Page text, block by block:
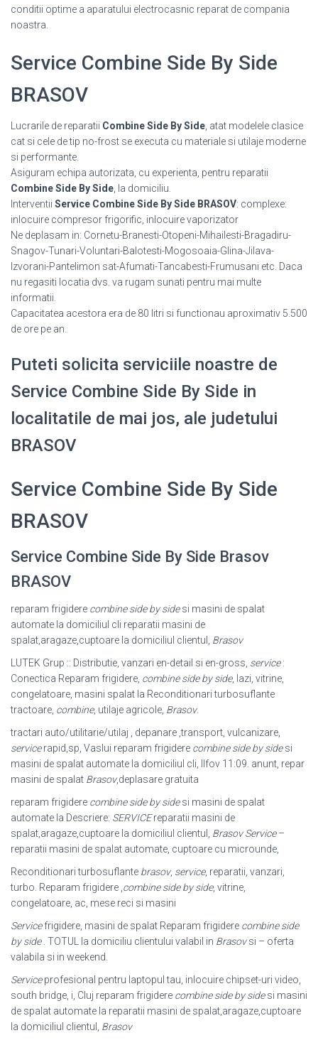
conditii optime a aparatului electrocasnic reparat de compania
noastra.
Service Combine Side By Side
BRASOV
Lucrarile de reparatii Combine Side By Side , atat modelele clasice
cat si cele de tip no-frost se executa cu materiale si utilaje moderne
si performante.
Asiguram echipa autorizata, cu experienta, pentru reparatii
Combine Side By Side , la domiciliu.
Interventii Service Combine Side By Side BRASOV: complexe:
inlocuire compresor frigorific, inlocuire vaporizator
Ne deplasam in: Cornetu-Branesti-Otopeni-Mihailesti-Bragadiru-
Snagov-Tunari-Voluntari-Balotesti-Mogosoaia-Glina-Jilava-
Izvorani-Pantelimon sat-Afumati-Tancabesti-Frumusani etc. Daca
nu regasiti locatia dvs. va rugam sunati pentru mai multe
informatii.
Capacitatea acestora era de 80 litri si functionau aproximativ 5.500
de ore pe an.
Puteti solicita serviciile noastre de
Service Combine Side By Side in
localitatile de mai jos, ale judetului
BRASOV
Service Combine Side By Side
BRASOV
Service Combine Side By Side Brasov
BRASOV
reparam frigidere combine side by sidesi masini de spalat
automate la domiciliul cli reparatii masini de
spalat,aragaze,cuptoare la domiciliul clientul, Brasov
LUTEK Grup :: Distributie, vanzari en-detail si en-gross, service:
Conectica Reparam frigidere, combine side by side, lazi, vitrine,
congelatoare, masini spalat la Reconditionari turbosuflante
tractoare, combine, utilaje agricole, Brasov.
tractari auto/utilitarie/utilaj , depanare ,transport, vulcanizare,
servicerapid,sp, Vaslui reparam frigidere combine side by sidesi
masini de spalat automate la domiciliul cli, Ilfov 11:09. anunt, repar
masini de spalat Brasov,deplasare gratuita
reparam frigidere combine side by sidesi masini de spalat
automate la Descriere: SERVICEreparatii masini de
spalat,aragaze,cuptoare la domiciliul clientul, Brasov Service–
reparatii masini de spalat automate, cuptoare cu microunde,
Reconditionari turbosuflante brasov, service, reparatii, vanzari,
turbo. Reparam frigidere , combine side by side, vitrine,
congelatoare, ac, mese reci si masini
Servicefrigidere, masini de spalat Reparam frigidere combine side
by side. TOTUL la domiciliu clientului valabil in Brasovsi – oferta
valabila si in weekend.
Serviceprofesional pentru laptopul tau, inlocuire chipset-uri video,
south bridge, i , Cluj reparam frigidere combine side by sidesi masini
de spalat automate la reparatii masini de spalat,aragaze,cuptoare
la domiciliul clientul, Brasov